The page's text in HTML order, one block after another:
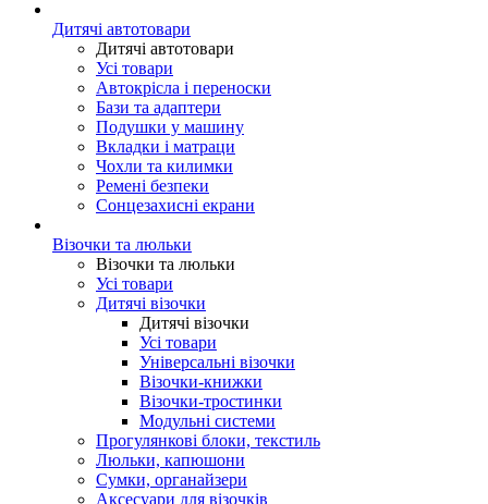
Дитячі автотовари
Дитячі автотовари
Усі товари
Автокрісла і переноски
Бази та адаптери
Подушки у машину
Вкладки і матраци
Чохли та килимки
Ремені безпеки
Сонцезахисні екрани
Візочки та люльки
Візочки та люльки
Усі товари
Дитячі візочки
Дитячі візочки
Усі товари
Універсальні візочки
Візочки-книжки
Візочки-тростинки
Модульні системи
Прогулянкові блоки, текстиль
Люльки, капюшони
Сумки, органайзери
Аксесуари для візочків